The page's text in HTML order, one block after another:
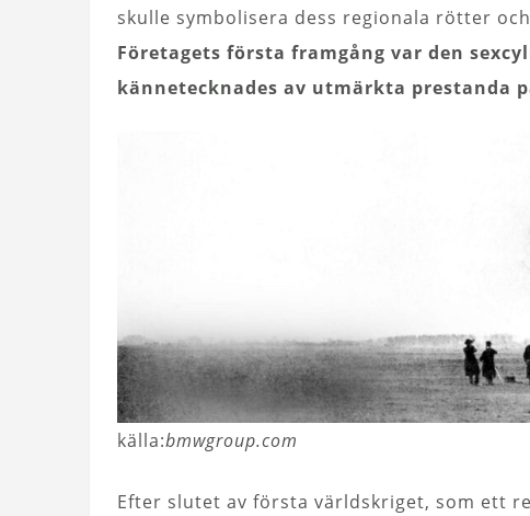
skulle symbolisera dess regionala rötter
Företagets första framgång var den
kännetecknades av utmärkta prestanda
källa:bmwgroup.com
Efter slutet av första världskriget, som ett